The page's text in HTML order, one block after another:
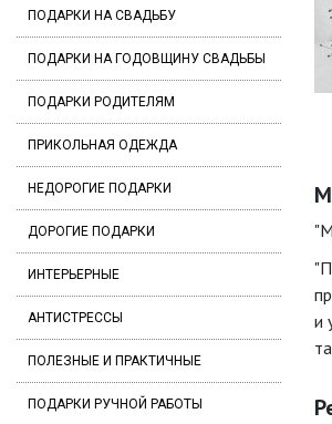
ПОДАРКИ НА СВАДЬБУ
ПОДАРКИ НА ГОДОВЩИНУ СВАДЬБЫ
ПОДАРКИ РОДИТЕЛЯМ
ПРИКОЛЬНАЯ ОДЕЖДА
НЕДОРОГИЕ ПОДАРКИ
ДОРОГИЕ ПОДАРКИ
ИНТЕРЬЕРНЫЕ
АНТИСТРЕССЫ
ПОЛЕЗНЫЕ И ПРАКТИЧНЫЕ
ПОДАРКИ РУЧНОЙ РАБОТЫ
и